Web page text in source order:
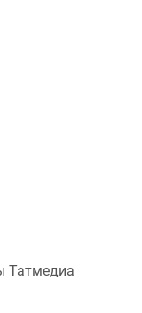
Татмедиа